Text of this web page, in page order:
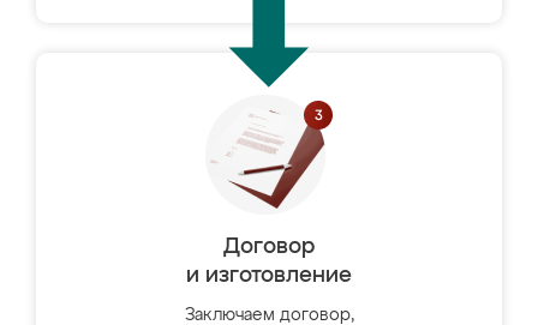
Договор
и изготовление
Заключаем договор,